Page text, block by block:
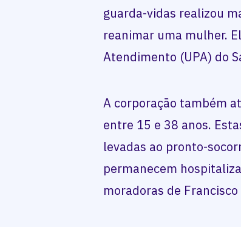
guarda-vidas realizou
reanimar uma mulher.
Atendimento (UPA) do
A corporação também
entre 15 e 38 anos.
levadas ao pronto-
permanecem
moradoras de